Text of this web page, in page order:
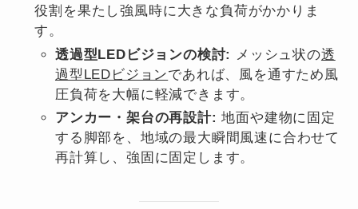
役割を果たし強風時に大きな負荷がかかりま
す。
透過型LEDビジョンの検討:
メッシュ状の透
過型LEDビジョンであれば、風を通すため風
圧負荷を大幅に軽減できます。
アンカー・架台の再設計: 地面や建物に固定
する脚部を、地域の最大瞬間風速に合わせて
再計算し、強固に固定します。